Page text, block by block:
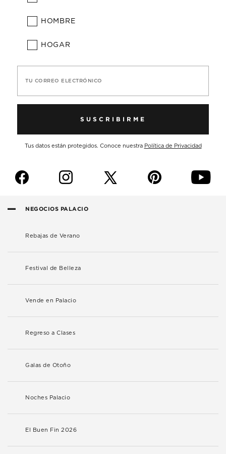
HOMBRE
HOGAR
TU CORREO ELECTRÓNICO
SUSCRIBIRME
Tus datos están protegidos. Conoce nuestra Política de Privacidad
f i p y
NEGOCIOS PALACIO
Rebajas de Verano
Festival de Belleza
Vende en Palacio
Regreso a Clases
Galas de Otoño
Noches Palacio
El Buen Fin 2026